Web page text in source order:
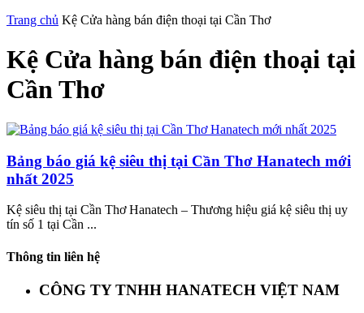
Trang chủ Kệ Cửa hàng bán điện thoại tại Cần Thơ
Kệ Cửa hàng bán điện thoại tại
Cần Thơ
Bảng báo giá kệ siêu thị tại Cần Thơ Hanatech mới
nhất 2025
Kệ siêu thị tại Cần Thơ Hanatech – Thương hiệu giá kệ siêu thị uy
tín số 1 tại Cần ...
Thông tin liên hệ
CÔNG TY TNHH HANATECH VIỆT NAM